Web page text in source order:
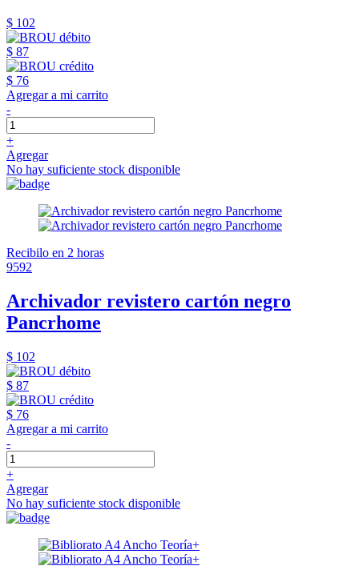
$ 102
$ 87
$ 76
Agregar a mi carrito
-
+
Agregar
No hay suficiente stock disponible
Recibilo en 2 horas
9592
Archivador revistero cartón negro
Pancrhome
$ 102
$ 87
$ 76
Agregar a mi carrito
-
+
Agregar
No hay suficiente stock disponible